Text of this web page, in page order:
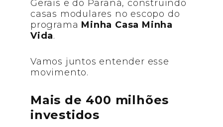
Gerais e do Paraná, construindo
casas modulares no escopo do
programa Minha Casa Minha
Vida.
Vamos juntos entender esse
movimento.
Mais de 400 milhões
investidos